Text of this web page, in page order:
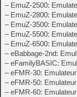
– EmuZ-2500:
– EmuZ-2800:
– EmuZ-3500:
– EmuZ-5500:
– EmuZ-6500:
– eBabbage-2nd:
– eFamilyBASIC:
– eFMR-30:
– eFMR-50:
– eFMR-60: